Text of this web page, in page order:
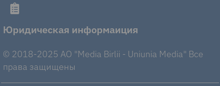
Юридическая информаиция
© 2018-2025 AO "Media Birlii - Uniunia Media" Все
права защищены